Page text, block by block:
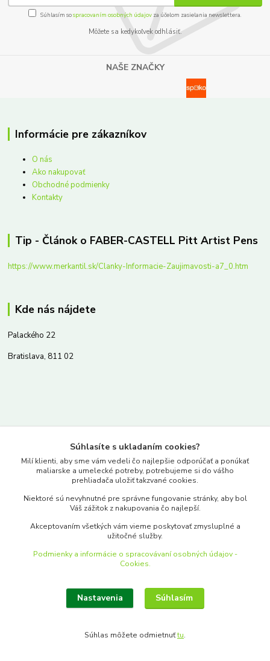
Súhlasím sospracovaním osobných údajov za účelom zasielania newslettera.
Môžete sa kedykoľvek odhlásiť.
NAŠE ZNAČKY
Informácie pre zákazníkov
O nás
Ako nakupovať
Obchodné podmienky
Kontakty
Tip - Článok o FABER-CASTELL Pitt Artist Pens
https://www.merkantil.sk/Clanky-Informacie-Zaujimavosti-a7_0.htm
Kde nás nájdete
Palackého 22
Bratislava, 811 02
www.merkantil.sk
Pondelok-Piatok: 9.00-17.00hod.
objednavky@merkantil-obchod.sk
Upraviť zber cookies.
Súhlasíte s ukladaním cookies?
Milí klienti, aby sme vám vedeli čo najlepšie odporúčať a ponúkať
maliarske a umelecké potreby, potrebujeme si do vášho
prehliadača uložiť takzvané cookies.
Niektoré sú nevyhnutné pre správne fungovanie stránky, aby bol
Váš zážitok z nakupovania čo najlepší.
Akceptovaním všetkých vám vieme poskytovať zmysluplné a
užitočné služby.
Podmienky a informácie o spracovávaní osobných údajov -
Cookies.
Nastavenia Súhlasím
Súhlas môžete odmietnuťtu.